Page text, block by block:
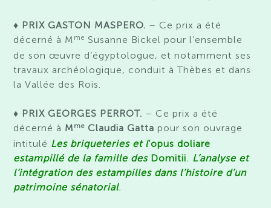
♦ PRIX GASTON MASPERO. – Ce prix a été
décerné à M me Susanne Bickel pour l’ensemble
de son œuvre d’égyptologue, et notamment ses
travaux archéologique, conduit à Thèbes et dans
la Vallée des Rois.
♦ PRIX GEORGES PERROT. – Ce prix a été
décerné à M me Claudia Gatta pour son ouvrage
intitulé Les briqueteries et l’opus doliare
estampillé de la famille desDomitii. L’analyse et
l’intégration des estampilles dans l’histoire d’un
patrimoine sénatorial.